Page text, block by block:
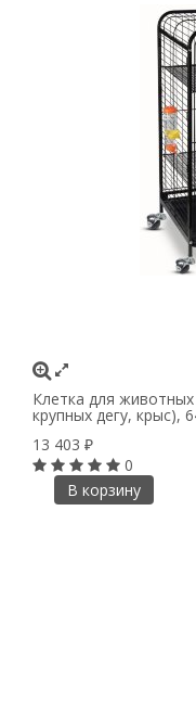
Клетка для
крупных дегу, крыс),
13 403 ₽
0
В корзину